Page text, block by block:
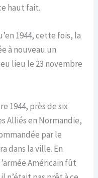
haut fait.
1944, cette fois, la
à nouveau un
lieu le 23 novembre
1944, près de six
Alliés en Normandie,
par le
dans la ville. En
Américain fût